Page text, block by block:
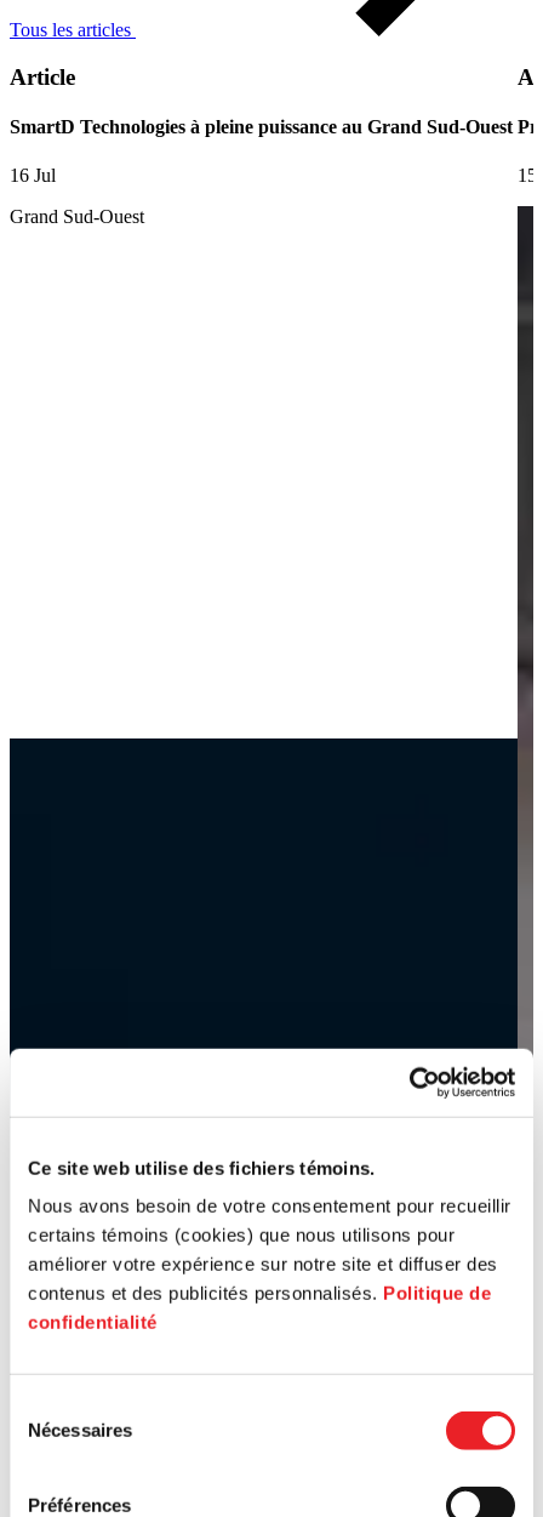
Ce site web utilise des fichiers témoins.
Nous avons besoin de votre consentement pour recueillir
certains témoins (cookies) que nous utilisons pour
améliorer votre expérience sur notre site et diffuser des
contenus et des publicités personnalisés. Politique de
confidentialité
Nécessaires
Préférences
Tous les articles
Article
SmartD Technologies à pleine puissance au Grand Sud-Ouest
16 Jul
Grand Sud-Ouest
15